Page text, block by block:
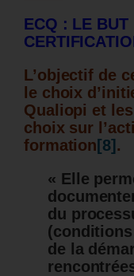
ECQ : LE BUT
L’objectif de
le choix
Qualiopi et
choix sur
formation [8] .
« Elle
du
de la